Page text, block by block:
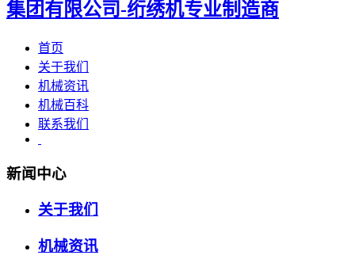
首页
关于我们
机械资讯
机械百科
联系我们
新闻中心
关于我们
机械资讯